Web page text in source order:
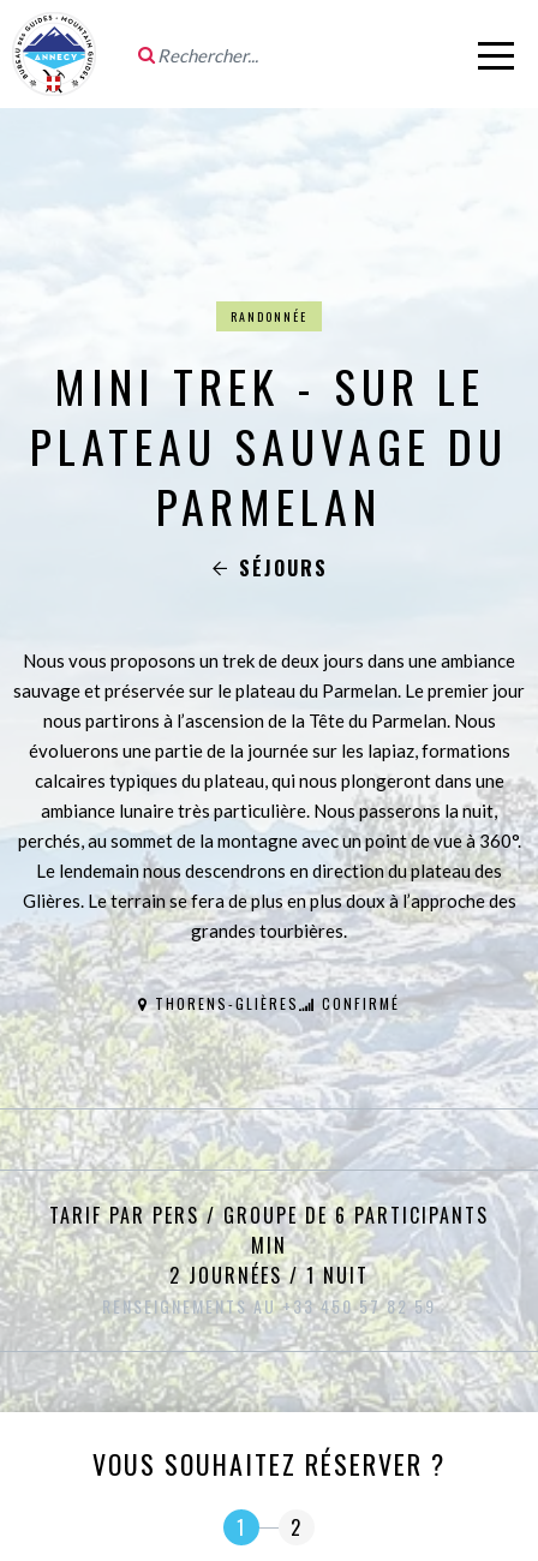
RANDONNÉE
MINI TREK - SUR LE
PLATEAU SAUVAGE DU
PARMELAN
SÉJOURS
Nous vous proposons un trek de deux jours dans une ambiance
sauvage et préservée sur le plateau du Parmelan. Le premier jour
nous partirons à l’ascension de la Tête du Parmelan. Nous
évoluerons une partie de la journée sur les lapiaz, formations
calcaires typiques du plateau, qui nous plongeront dans une
ambiance lunaire très particulière. Nous passerons la nuit,
perchés, au sommet de la montagne avec un point de vue à 360°.
Le lendemain nous descendrons en direction du plateau des
Glières. Le terrain se fera de plus en plus doux à l’approche des
grandes tourbières.
THORENS-GLIÈRES CONFIRMÉ
TARIF PAR PERS / GROUPE DE 6 PARTICIPANTS
MIN
2 JOURNÉES / 1 NUIT
RENSEIGNEMENTS AU +33 450 57 82 59
VOUS SOUHAITEZ RÉSERVER ?
1 2